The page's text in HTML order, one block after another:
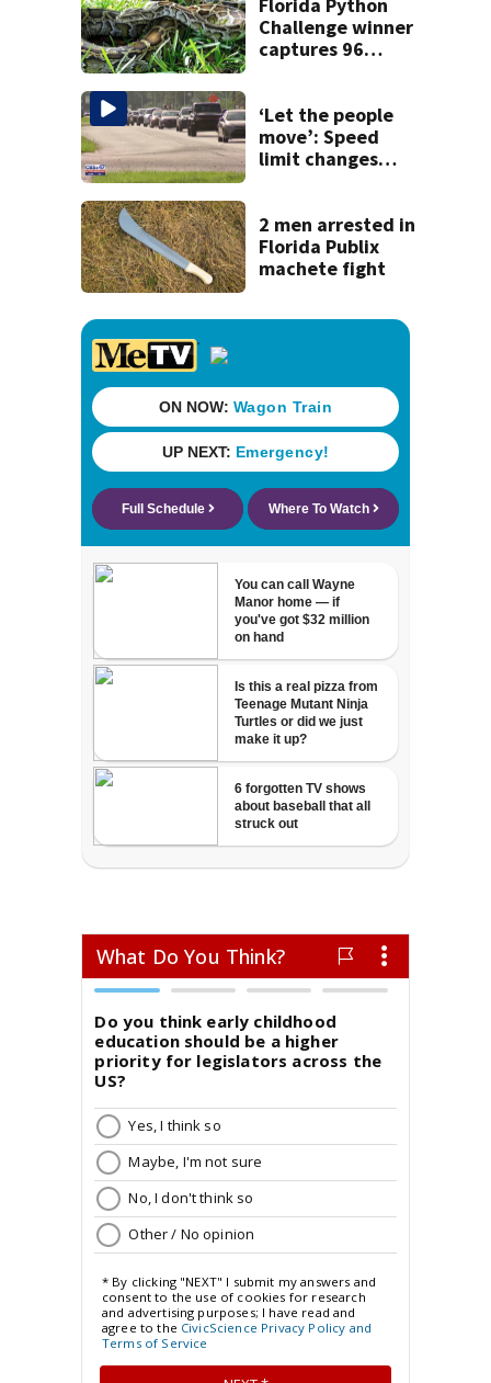
history
Challenge winner
captures 96
‘Let the people
move’: Speed
limit changes
2 men arrested in
Florida Publix
machete fight